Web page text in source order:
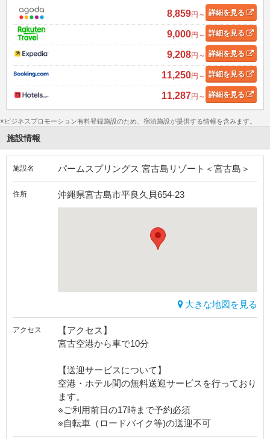
8,859円～ 詳細を見る
9,000円～ 詳細を見る
9,208円～ 詳細を見る
11,250円～ 詳細を見る
11,287円～ 詳細を見る
※ビジネスプロモーション有料登録施設のため、宿泊施設が提供する情報を含みます。
施設情報
施設名 パームスプリングス 宮古島リゾート＜宮古島＞
住所 沖縄県宮古島市平良久貝654-23
大きな地図を見る
アクセス
【アクセス】
宮古空港から車で10分
【送迎サービスについて】
空港・ホテル間の無料送迎サービスを行っており
ます。
※ご利用前日の17時まで予約必須
※自転車（ロードバイク等)の送迎不可